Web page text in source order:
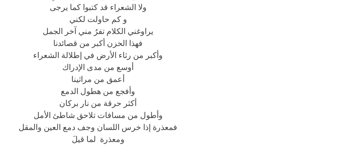
ولا الشعراء قد كتبوا كما يرجى
و كم حاولت لكني
يراوغني الكلام تفرُ مني آخر الجمل
فهذا الحزن أكبر من قصائدنا
وأكبر من رثاء الأرض في إطلالة الشعراء
أوسع من مدى الإدراك
أعمق من مراثينا
وأفجع من هطول الدمع
أكثر حرقة من نار بركان
وأطول من مسافات تلاحق شاطئ الأمل
فمعذرة إذا خرس اللسان وجف دمع العين والمقل
ومعذرة لما قيلَ